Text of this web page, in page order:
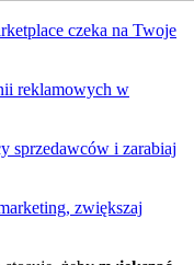
czeka na Twoje
reklamowych w
sprzedawców i zarabiaj
zwiększaj